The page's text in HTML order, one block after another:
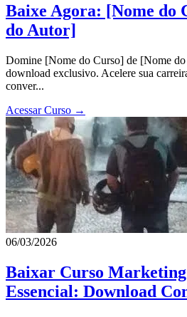
Baixe Agora: [Nome do
do Autor]
Domine [Nome do Curso] de [Nome
download exclusivo. Acelere sua
conver...
Acessar Curso →
06/03/2026
Baixar Curso
Essencial: Download